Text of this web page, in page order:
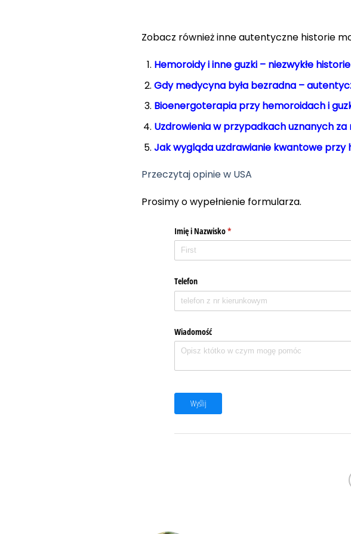
Zobacz również inne autentyczne historie
Hemoroidy i inne guzki – niezwykłe
Gdy medycyna była bezradna –
Bioenergoterapia przy hemoroidach i
Uzdrowienia w przypadkach uznanych
Jak wygląda uzdrawianie kwantowe przy
Przeczytaj opinie w USA
Prosimy o wypełnienie formularza.
Imię i Nazwisko*
(required)
Telefon
Wiadomość
Wyślij